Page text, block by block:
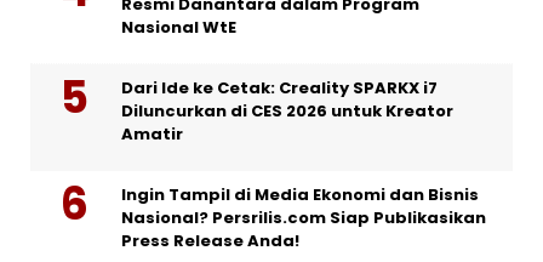
Nasional WtE
Dari Ide ke Cetak: Creality SPARKX i7
Diluncurkan di CES 2026 untuk Kreator
Amatir
Ingin Tampil di Media Ekonomi dan Bisnis
Nasional? Persrilis.com Siap Publikasikan
Press Release Anda!